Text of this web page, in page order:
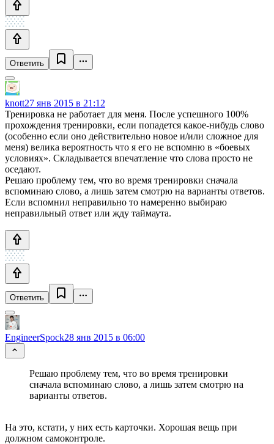
Ответить
knott27 янв 2015 в 21:12
Тренировка не работает для меня. После успешного 100%
прохождения тренировки, если попадется какое-нибудь слово
(особенно если оно действительно новое и/или сложное для
меня) велика вероятность что я его не вспомню в «боевых
условиях». Складывается впечатление что слова просто не
оседают.
Решаю проблему тем, что во время тренировки сначала
вспоминаю слово, а лишь затем смотрю на варианты ответов.
Если вспомнил неправильно то намеренно выбираю
неправильный ответ или жду таймаута.
Ответить
EngineerSpock28 янв 2015 в 06:00
Решаю проблему тем, что во время тренировки
сначала вспоминаю слово, а лишь затем смотрю на
варианты ответов.
На это, кстати, у них есть карточки. Хорошая вещь при
должном самоконтроле.